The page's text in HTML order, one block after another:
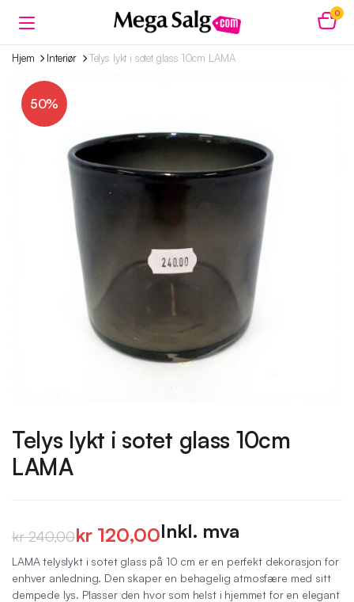
0
Hjem Interiør Telys lykt i sotet glass 10cm LAMA
50%
Telys lykt i sotet glass 10cm
LAMA
kr240,00
Opprinnelig
pris
kr 120,00
Nåværende
pris
Inkl. mva
LAMA telyslykt i sotet glass på 10 cm er en perfekt dekorasjon for
enhver anledning. Den skaper en behagelig atmosfære med sitt
dempede lys. Plasser den hvor som helst i hjemmet for en elegant